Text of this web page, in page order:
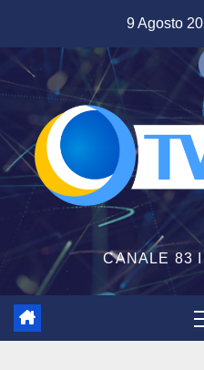
contenuto
9 Agosto
CANALE 83